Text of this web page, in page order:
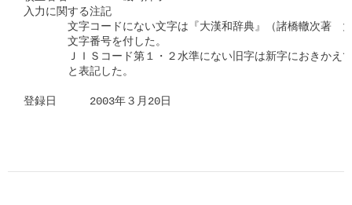
入力に関する注記
文字コードにない文字は『大漢和辞典』（諸橋轍次著　大
文字番号を付した。
ＪＩＳコード第１・２水準にない旧字は新字におきかえて
と表記した。
登録日　　　2003年３月20日